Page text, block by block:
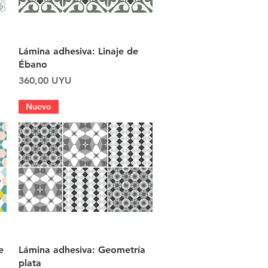
Vista rápida
Lámina adhesiva: Linaje de
Ébano
Precio
360,00 UYU
Vista rápida
Nuevo
Lámina adhesiva: Geometría
plata